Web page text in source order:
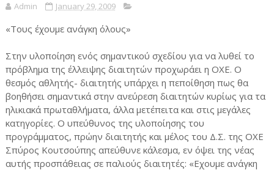
Admin January 29, 2009
«Τους έχουμε ανάγκη όλους»
Στην υλοποίηση ενός σημαντικού σχεδίου για να λυθεί το
πρόβλημα της έλλειψης διαιτητών προχωράει η ΟΧΕ. Ο
θεσμός αθλητής- διαιτητής υπάρχει η πεποίθηση πως θα
βοηθήσει σημαντικά στην ανεύρεση διαιτητών κυρίως για τα
ηλικιακά πρωταθλήματα, άλλα μετέπειτα και στις μεγάλες
κατηγορίες. Ο υπεύθυνος της υλοποίησης του
προγράμματος, πρώην διαιτητής και μέλος του Δ.Σ. της ΟΧΕ
Σπύρος Κουτσούπης απεύθυνε κάλεσμα, εν όψει της νέας
αυτής προσπάθειας σε παλιούς διαιτητές: «Εχουμε ανάγκη